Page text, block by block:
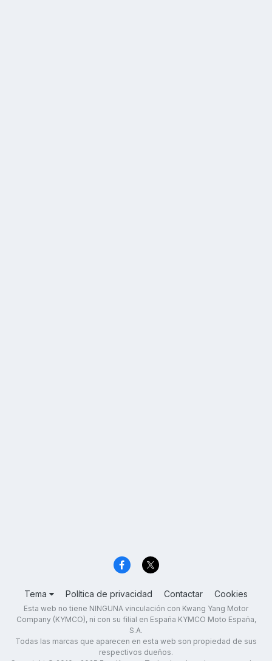
Tema Política de privacidad Contactar Cookies
Esta web no tiene NINGUNA vinculación con Kwang Yang Motor
Company (KYMCO), ni con su filial en España KYMCO Moto España,
S.A.
Todas las marcas que aparecen en esta web son propiedad de sus
respectivos dueños.